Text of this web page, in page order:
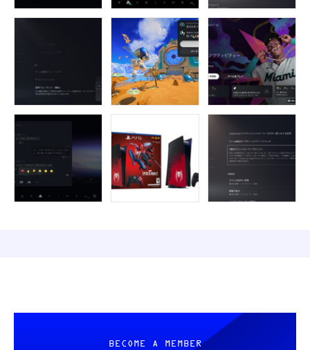
BECOME A MEMBER